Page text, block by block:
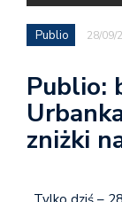
Publio 28/09/
Publio:
zniżki